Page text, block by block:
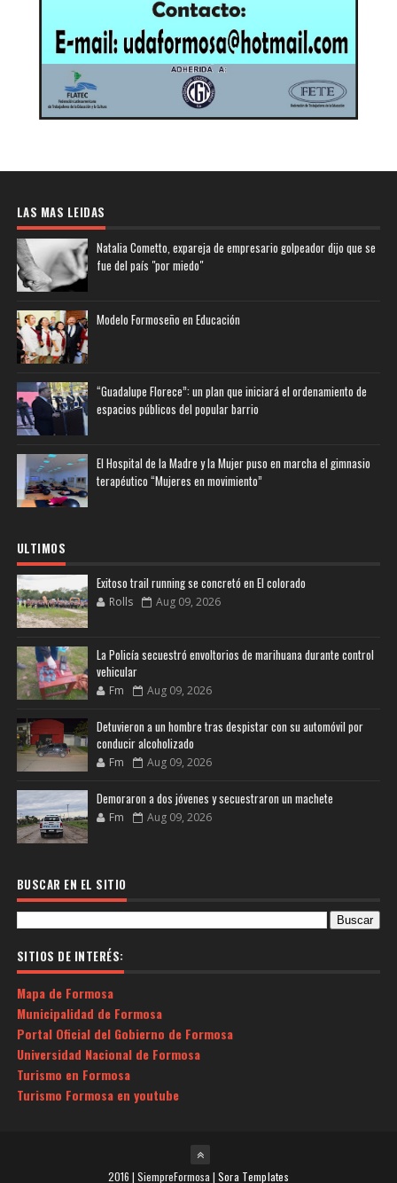
LAS MAS LEIDAS
Natalia Cometto, expareja de empresario golpeador dijo que se
fue del país "por miedo"
Modelo Formoseño en Educación
“Guadalupe Florece”: un plan que iniciará el ordenamiento de
espacios públicos del popular barrio
El Hospital de la Madre y la Mujer puso en marcha el gimnasio
terapéutico “Mujeres en movimiento”
ULTIMOS
Exitoso trail running se concretó en El colorado
Rolls Aug 09, 2026
La Policía secuestró envoltorios de marihuana durante control
vehicular
Fm Aug 09, 2026
Detuvieron a un hombre tras despistar con su automóvil por
conducir alcoholizado
Fm Aug 09, 2026
Demoraron a dos jóvenes y secuestraron un machete
Fm Aug 09, 2026
BUSCAR EN EL SITIO
SITIOS DE INTERÉS:
Mapa de Formosa
Municipalidad de Formosa
Portal Oficial del Gobierno de Formosa
Universidad Nacional de Formosa
Turismo en Formosa
Turismo Formosa en youtube
2016 | SiempreFormosa | Sora Templates